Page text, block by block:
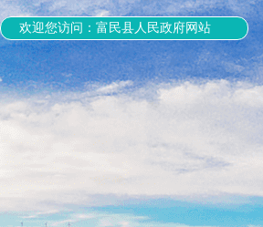
欢迎您访问：富民县人民政府网站